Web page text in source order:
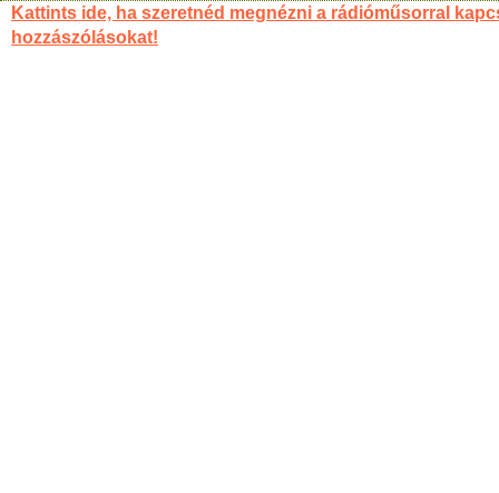
Kattints ide, ha szeretnéd megnézni a rádióműsorral
hozzászólásokat!